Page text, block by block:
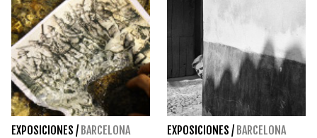
EXPOSICIONES / BARCELONA EXPOSICIONES / BARCELONA